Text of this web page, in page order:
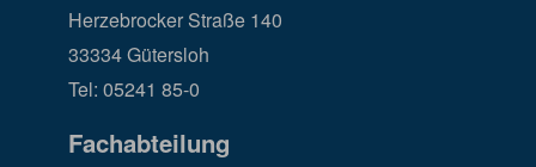
Herzebrocker Straße 140
33334 Gütersloh
Tel: 05241 85-0
Fachabteilung